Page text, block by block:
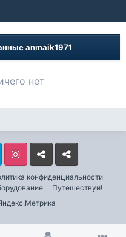
anmaik1971
нет
конфиденциальности
Путешествуй!
InstagramLivejournalOdnoklassniki